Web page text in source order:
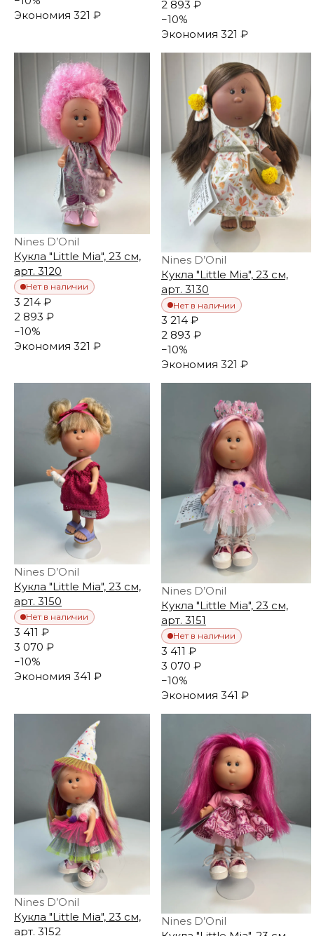
Экономия 321 ₽
2 893 ₽
−10%
Экономия 321 ₽
Nines D’Onil
Кукла "Little Mia", 23 см,
арт. 3120
Нет в наличии
3 214 ₽
2 893 ₽
−10%
Экономия 321 ₽
Nines D’Onil
Кукла "Little Mia", 23 см,
арт. 3130
Нет в наличии
3 214 ₽
2 893 ₽
−10%
Экономия 321 ₽
Nines D’Onil
Кукла "Little Mia", 23 см,
арт. 3150
Нет в наличии
3 411 ₽
3 070 ₽
−10%
Экономия 341 ₽
Nines D’Onil
Кукла "Little Mia", 23 см,
арт. 3151
Нет в наличии
3 411 ₽
3 070 ₽
−10%
Экономия 341 ₽
Nines D’Onil
Кукла "Little Mia", 23 см,
арт. 3152
Nines D’Onil